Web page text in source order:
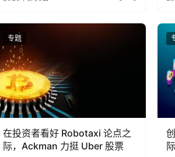
专题
在投资者看好 Robotaxi 论点之
际，Ackman 力挺 Uber 股票